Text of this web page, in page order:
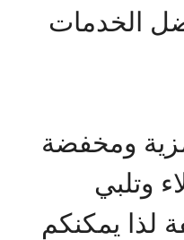
الخدمات
ومخفضة
وتلبي
لذا يمكنكم